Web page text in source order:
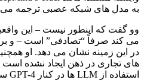
به مدل های شبکه عصبی ترجمه می
در این زمینه نشان می دهد. او
های تجاری در ذهن ایجاد نشده است
استفاده از LLM ها در کنار GPT-4 سازگار شود.